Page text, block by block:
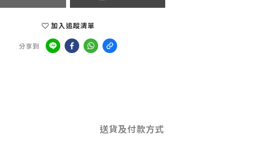
加入追蹤清單
分享到
送貨及付款方式